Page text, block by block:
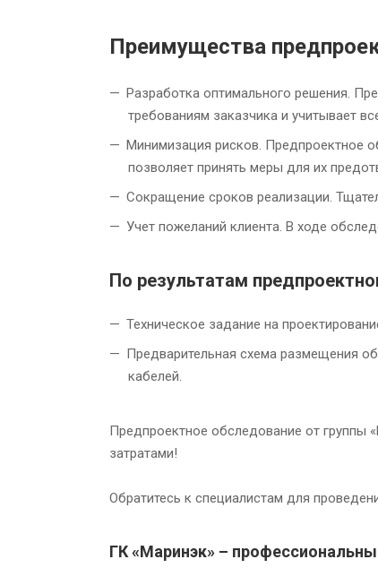
Преимущества
Разработка оптимального решения.
требованиям заказчика и учитывает
Минимизация рисков. Предпроектное
позволяет принять меры для их
Сокращение сроков реализации.
Учет пожеланий клиента. В ходе
По результатам
Техническое задание на
Предварительная схема размещения
кабелей.
Предпроектное обследование от группы
затратами!
Обратитесь к специалистам для
ГК «Маринэк» –